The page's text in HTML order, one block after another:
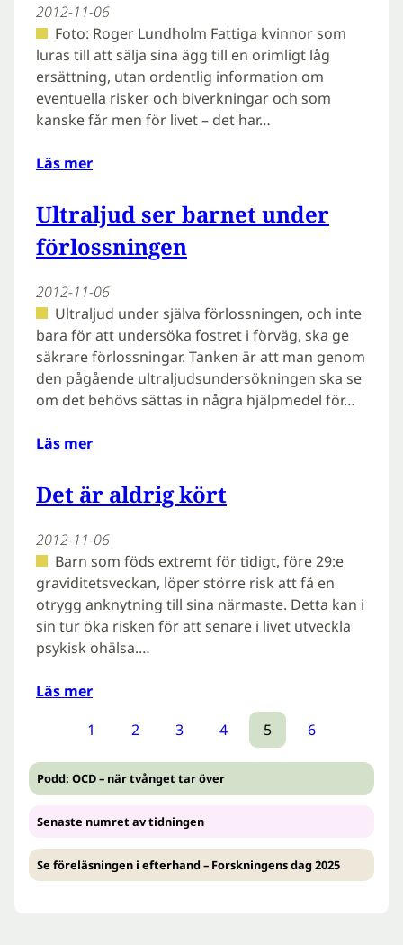
2012-11-06
Foto: Roger Lundholm Fattiga kvinnor som
luras till att sälja sina ägg till en orimligt låg
ersättning, utan ordentlig information om
eventuella risker och biverkningar och som
kanske får men för livet – det har…
Läs mer
Ultraljud ser barnet under
förlossningen
2012-11-06
Ultraljud under själva förlossningen, och inte
bara för att undersöka fostret i förväg, ska ge
säkrare förlossningar. Tanken är att man genom
den pågående ultraljudsundersökningen ska se
om det behövs sättas in några hjälpmedel för…
Läs mer
Det är aldrig kört
2012-11-06
Barn som föds extremt för tidigt, före 29:e
graviditetsveckan, löper större risk att få en
otrygg anknytning till sina närmaste. Detta kan i
sin tur öka risken för att senare i livet utveckla
psykisk ohälsa.…
Läs mer
1
2 3 4 5 6
Podd: OCD – när tvånget tar över
Senaste numret av tidningen
Se föreläsningen i efterhand – Forskningens dag 2025